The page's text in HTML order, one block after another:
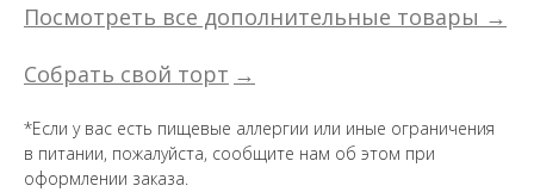
Посмотреть все дополнительные товары →
Собрать свой торт →
*Если у вас есть пищевые аллергии или иные ограничения
в питании, пожалуйста, сообщите нам об этом при
оформлении заказа.